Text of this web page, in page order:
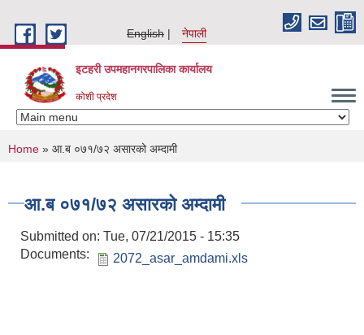
English
नेपाली
इटहरी उपमहानगरपालिका कार्यालय
कोशी प्रदेश
You are here
Home » आ.ब ०७१/७२ असारको अम्दामी
आ.ब ०७१/७२ असारको अम्दामी
Submitted on: Tue, 07/21/2015 - 15:35
Documents:
2072_asar_amdami.xls